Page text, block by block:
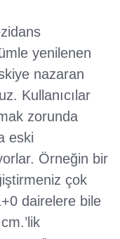
yenilenen
nazaran
Kullanıcılar
zorunda
eski
Örneğin bir
çok
dairelere bile